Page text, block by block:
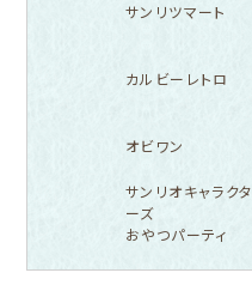
サンリツマート
カルビーレトロ
オビワン
サンリオキャラクタ
ーズ
おやつパーティ